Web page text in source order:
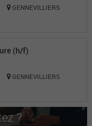
GENNEVILLIERS
(h/f)
GENNEVILLIERS
?